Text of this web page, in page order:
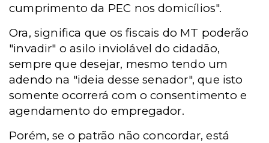
cumprimento da PEC nos domicílios".
Ora, significa que os fiscais do MT poderão
"invadir" o asilo inviolável do cidadão,
sempre que desejar, mesmo tendo um
adendo na "ideia desse senador", que isto
somente ocorrerá com o consentimento e
agendamento do empregador.
Porém, se o patrão não concordar, está